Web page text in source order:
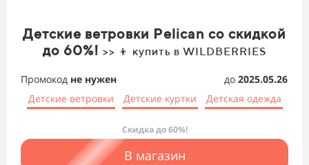
Детские ветровки Pelican со скидкой
до 60%! >> 👦 купить в WILDBERRIES
Промокод не нужен до 2025.05.26
Детские ветровки
Детские куртки Детская одежда
Скидка до 60%!
В магазин